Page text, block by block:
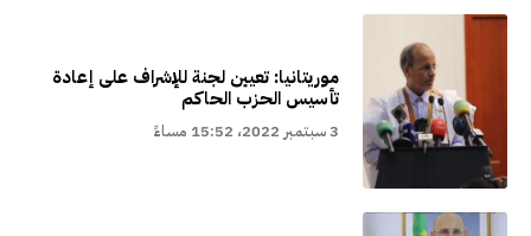
موريتانيا: تعيين لجنة للإشراف على إعادة
تأسيس الحزب الحاكم
3 سبتمبر 2022، 15:52 مساءً